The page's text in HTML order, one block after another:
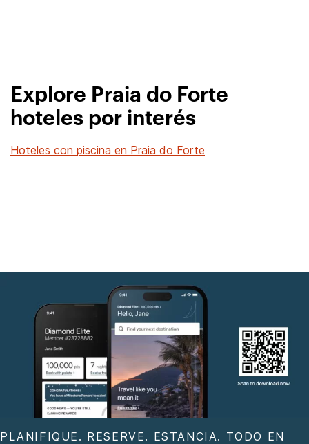
Explore Praia do Forte
hoteles por interés
Hoteles con piscina en Praia do Forte
PLANIFIQUE. RESERVE. ESTANCIA. TODO EN